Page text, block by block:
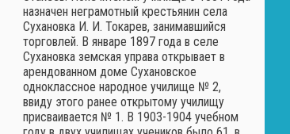
назначен неграмотный крестьянин села
Сухановка И. И. Токарев, занимавшийся
торговлей. В январе 1897 года в селе
Сухановка земская управа открывает в
арендованном доме Сухановское
одноклассное народное училище № 2,
ввиду этого ранее открытому училищу
присваивается № 1. В 1903-1904 учебном